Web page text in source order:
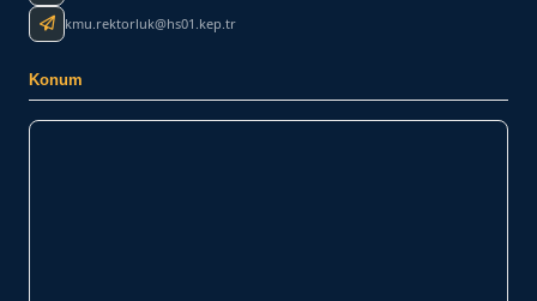
kmu.rektorluk@hs01.kep.tr
Konum